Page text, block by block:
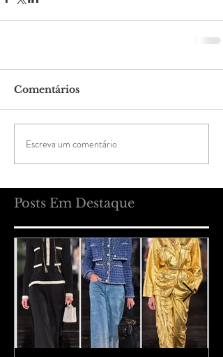
Comentários
Escreva um comentário
Posts Em Destaque